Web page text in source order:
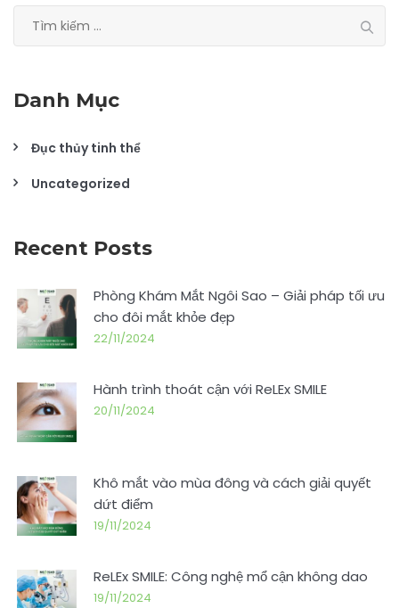
Danh Mục
Đục thủy tinh thể
Uncategorized
Recent Posts
Phòng Khám Mắt Ngôi Sao – Giải pháp tối ưu
cho đôi mắt khỏe đẹp
22/11/2024
Hành trình thoát cận với ReLEx SMILE
20/11/2024
Khô mắt vào mùa đông và cách giải quyết
dứt điểm
19/11/2024
ReLEx SMILE: Công nghệ mổ cận không dao
19/11/2024